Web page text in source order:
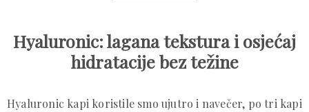
Hyaluronic: lagana tekstura i osjećaj
hidratacije bez težine
Hyaluronic kapi koristile smo ujutro i navečer, po tri kapi